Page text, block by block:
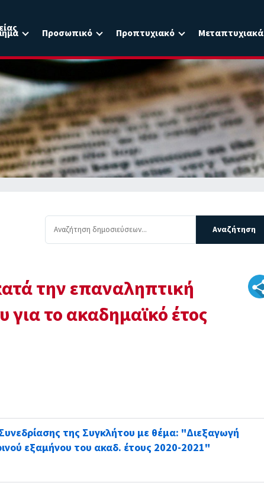
Προσωπικό Προπτυχιακό Μεταπτυχιακά
την επαναληπτική
για το ακαδημαϊκό έτος
της Συγκλήτου με θέμα: "Διεξαγωγή
εξαμήνου του ακαδ. έτους 2020-2021"